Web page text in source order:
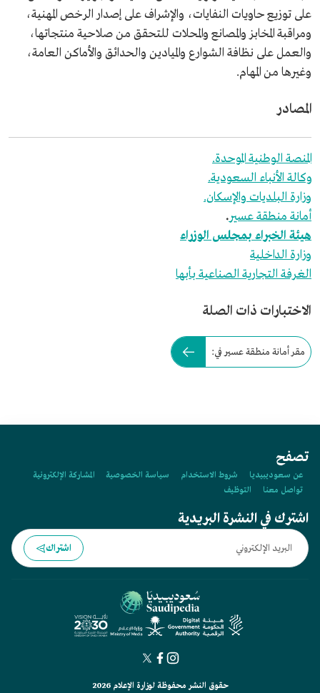
على توزيع حاويات النفايات، والإشراف على إصدار الرخص المهنية،
ومراقبة المخابز والمصانع والمحلات للتحقق من صلاحية منتجاتها،
والعمل على نظافة الشوارع والميادين والحدائق والأماكن العامة،
وغيرها من المهام.
المصادر
المنصة الوطنية الموحدة.
وكالة الأنباء السعودية.
وزارة البلديات والإسكان.
أمانة منطقة عسير.
هيئة الخبراء بمجلس الوزراء
وزارة الداخلية
الغرفة التجارية الصناعية بأبها
الاختبارات ذات الصلة
مقر أمانة منطقة عسير في:
تصفح
عن سعوديبيديا شروط الاستخدام سياسة الخصوصية
المشاركة الإلكترونية
تواصل معنا
التوظيف
اشترك في النشرة البريدية
اشتراك
حقوق النشر محفوظة لوزارة الإعلام 2026